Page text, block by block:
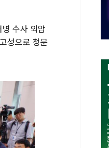
수사 외압
성으로 청문